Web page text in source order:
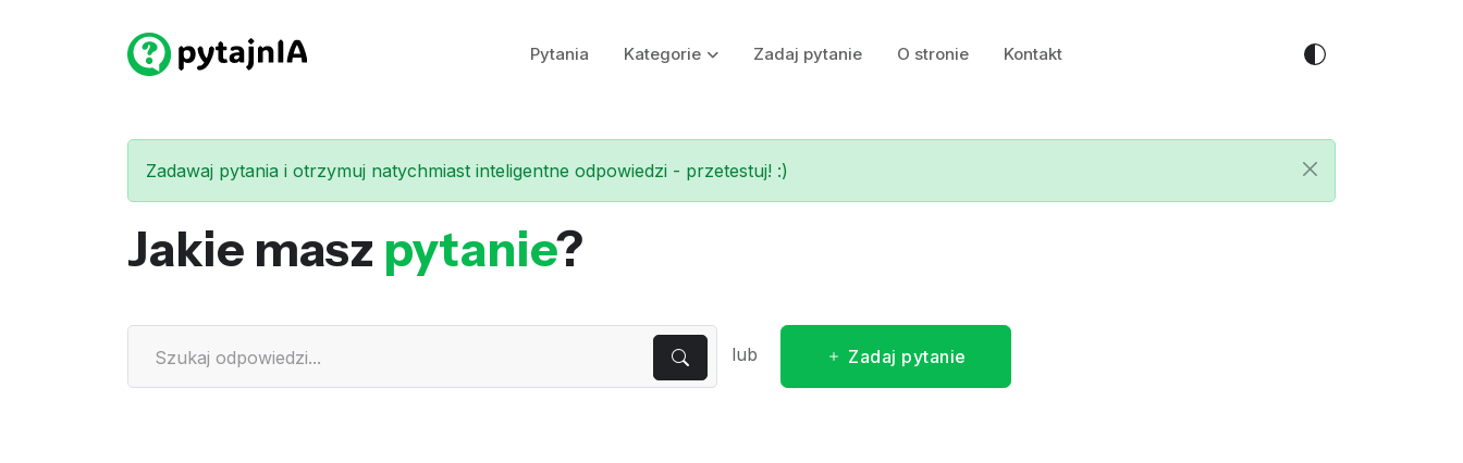
Pytania Kategorie Zadaj pytanie O stronie Kontakt
Zadawaj pytania i otrzymuj natychmiast inteligentne odpowiedzi - przetestuj! :)
Jakie masz pytanie?
lub Zadaj pytanie